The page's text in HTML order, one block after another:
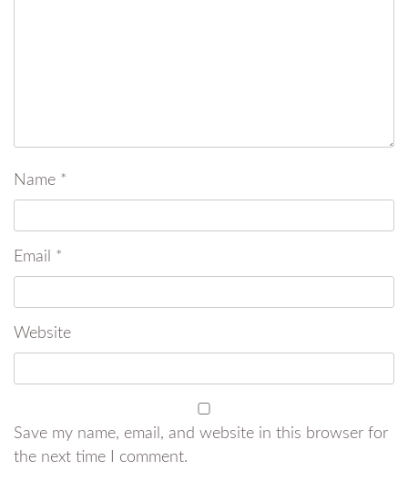
Name *
Email *
Website
Save my name, email, and website in this browser for
the next time I comment.